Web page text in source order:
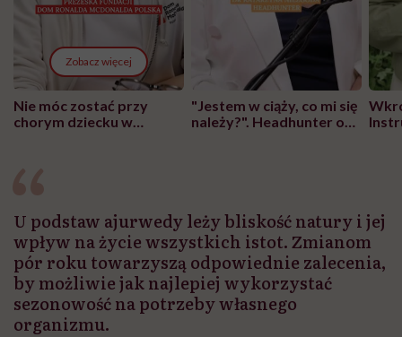
Zobacz więcej
Nie móc zostać przy
chorym dziecku w
"Jestem w ciąży, co mi się
należy?". Headhunter o
U podstaw ajurwedy leży bliskość natury i jej
wpływ na życie wszystkich istot. Zmianom
pór roku towarzyszą odpowiednie zalecenia,
by możliwie jak najlepiej wykorzystać
sezonowość na potrzeby własnego
organizmu.